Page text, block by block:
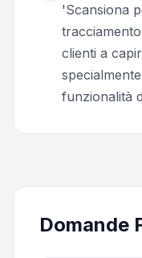
'Scansiona
clienti a
funzionalità
Domande